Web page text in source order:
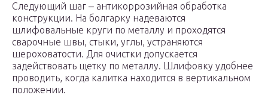
Следующий шаг ‒ антикоррозийная обработка
конструкции. На болгарку надеваются
шлифовальные круги по металлу и проходятся
сварочные швы, стыки, углы, устраняются
шероховатости. Для очистки допускается
задействовать щетку по металлу. Шлифовку удобнее
проводить, когда калитка находится в вертикальном
положении.